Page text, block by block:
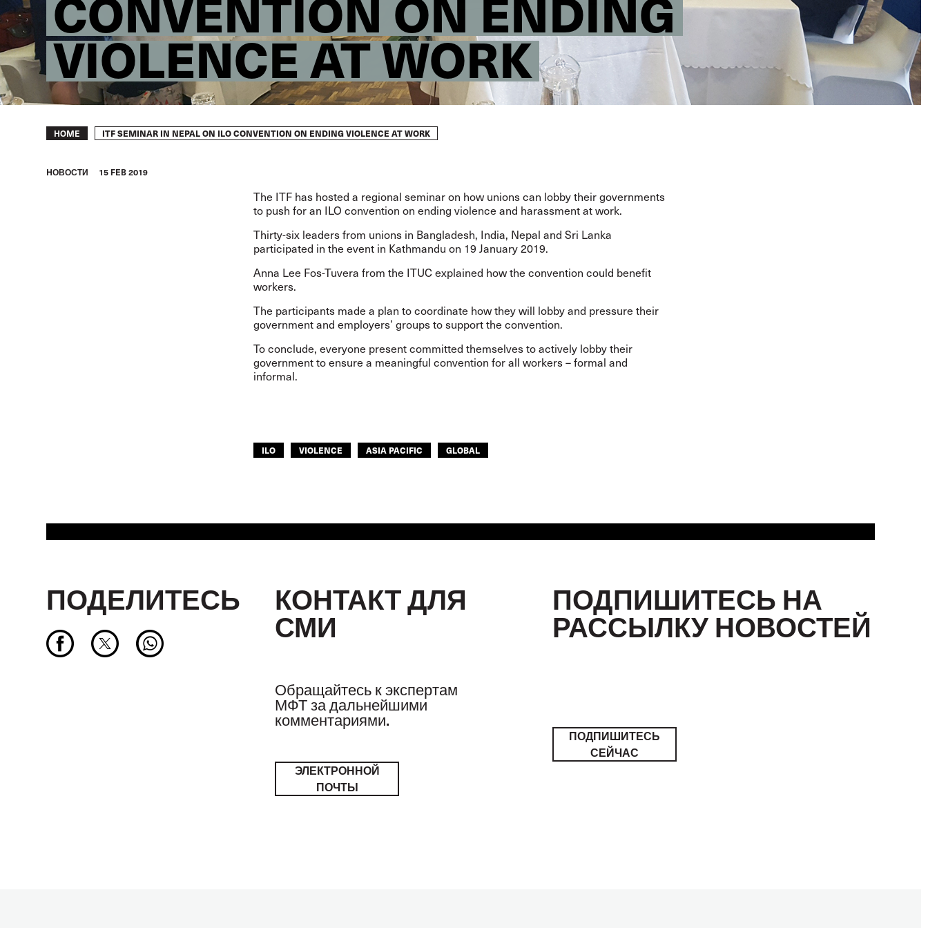
VIOLENCE AT WORK
Breadcrumb
HOME ITF SEMINAR IN NEPAL ON ILO CONVENTION ON ENDING VIOLENCE AT WORK
HОВОСТИ 15 FEB 2019
The ITF has hosted a regional seminar on how unions can lobby their governments
to push for an ILO convention on ending violence and harassment at work.
Thirty-six leaders from unions in Bangladesh, India, Nepal and Sri Lanka
participated in the event in Kathmandu on 19 January 2019.
Anna Lee Fos-Tuvera from the ITUC explained how the convention could benefit
workers.
The participants made a plan to coordinate how they will lobby and pressure their
government and employers’ groups to support the convention.
To conclude, everyone present committed themselves to actively lobby their
government to ensure a meaningful convention for all workers – formal and
informal.
ILO VIOLENCE ASIA PACIFIC GLOBAL
ПОДЕЛИТЕСЬ КОНТАКТ ДЛЯ
СМИ
Обращайтесь к экспертам
МФТ за дальнейшими
комментариями.
ЭЛЕКТРОННОЙ
ПОЧТЫ
ПОДПИШИТЕСЬ НА
РАССЫЛКУ НОВОСТЕЙ
ПОДПИШИТЕСЬ
СЕЙЧАС